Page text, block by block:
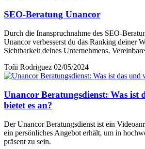
SEO-Beratung Unancor
Durch die Inanspruchnahme des SEO-
Unancor verbesserst du das Ranking deiner
Sichtbarkeit deines Unternehmens.
Toñi Rodriguez 02/05/2024
Unancor Beratungsdienst: Was ist
bietet es an?
Der Unancor Beratungsdienst ist ein
ein persönliches Angebot erhält, um in
präsent zu sein.